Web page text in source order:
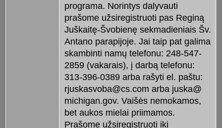
programa. Norintys dalyvauti
prašome užsiregistruoti pas Reginą
Juškaitę-Švobienę sekmadieniais Šv.
Antano parapijoje. Jai taip pat galima
skambinti namų telefonu: 248-547-
2859 (vakarais), į darbą telefonu:
313-396-0389 arba rašyti el. paštu:
rjuskasvoba@cs.com arba juska@
michigan.gov. Vaišės nemokamos,
bet aukos mielai priimamos.
Prašome užsiregistruoti iki